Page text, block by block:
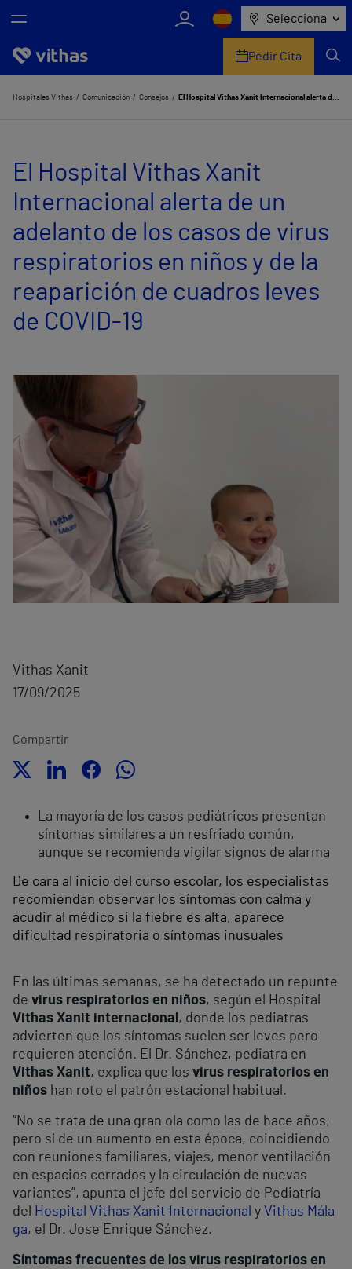
Selecciona
Nosotros
Servicios de salud
Equipo médico y asistencial
Pedir Cita
Hospitales Vithas Comunicación Consejos El Hospital Vithas Xanit Internacional alerta de un adelanto de los casos de virus respiratorios en niños y de la reaparición de cuadros leves de COVID-19
El Hospital Vithas Xanit
Internacional alerta de un
adelanto de los casos de virus
respiratorios en niños y de la
reaparición de cuadros leves
de COVID-19
Vithas Xanit
17/09/2025
Compartir
La mayoría de los casos pediátricos presentan
síntomas similares a un resfriado común,
aunque se recomienda vigilar signos de alarma
De cara al inicio del curso escolar, los especialistas
recomiendan observar los síntomas con calma y
acudir al médico si la fiebre es alta, aparece
dificultad respiratoria o síntomas inusuales
En las últimas semanas, se ha detectado un repunte
de virus respiratorios en niños, según el Hospital
Vithas Xanit internacional , donde los pediatras
advierten que los síntomas suelen ser leves pero
requieren atención. El Dr. Sánchez, pediatra en
Vithas Xanit, explica que los virus respiratorios en
niños han roto el patrón estacional habitual.
“No se trata de una gran ola como las de hace años,
pero sí de un aumento en esta época, coincidiendo
con reuniones familiares, viajes, menor ventilación
en espacios cerrados y la circulación de nuevas
variantes”, apunta el jefe del servicio de Pediatría
del
Hospital Vithas Xanit Internacional y Vithas Mála
ga, el Dr. Jose Enrique Sánchez.
Síntomas frecuentes de los virus respiratorios en